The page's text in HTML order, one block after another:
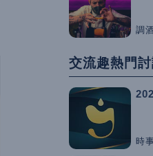
調
交流趣熱門
時事